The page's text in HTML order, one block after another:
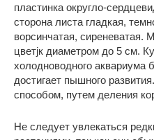
пластинка округло-
сторона листа гладкая,
ворсинчатая,
цветjк диаметром до 5 см.
холодноводного аквариума
достигает пышного
способом, путем деления
Не следует увлекаться